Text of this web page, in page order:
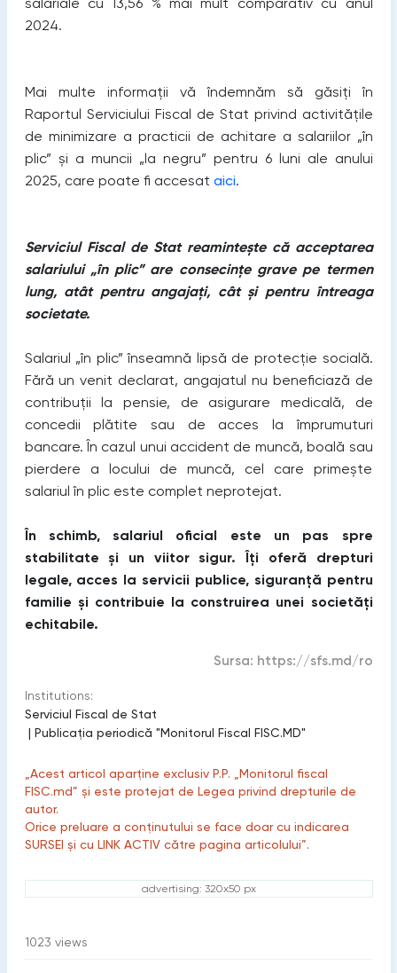
2024.
Mai multe informații vă îndemnăm să găsiți în
Raportul Serviciului Fiscal de Stat privind activitățile
de minimizare a practicii de achitare a salariilor „în
plic” și a muncii „la negru” pentru 6 luni ale anului
2025, care poate fi accesat aici.
Serviciul Fiscal de Stat reamintește că acceptarea
salariului „în plic” are consecințe grave pe termen
lung, atât pentru angajați, cât și pentru întreaga
societate.
Salariul „în plic” înseamnă lipsă de protecție socială.
Fără un venit declarat, angajatul nu beneficiază de
contribuții la pensie, de asigurare medicală, de
concedii plătite sau de acces la împrumuturi
bancare. În cazul unui accident de muncă, boală sau
pierdere a locului de muncă, cel care primește
salariul în plic este complet neprotejat.
În schimb, salariul oficial este un pas spre
stabilitate și un viitor sigur. Îți oferă drepturi
legale, acces la servicii publice, siguranță pentru
familie și contribuie la construirea unei societăți
echitabile.
Sursa: https://sfs.md/ro
Institutions:
Serviciul Fiscal de Stat
| Publicaţia periodică "Monitorul Fiscal FISC.MD"
„Acest articol aparține exclusiv P.P. „Monitorul fiscal
FISC.md” și este protejat de Legea privind drepturile de
autor.
Orice preluare a conținutului se face doar cu indicarea
SURSEI și cu LINK ACTIV către pagina articolului”.
advertising: 320x50 px
1023 views